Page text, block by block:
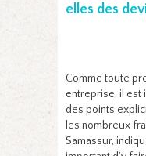
elles des
Comme toute
entreprise, il est
des points
les nombreux
Samassur,